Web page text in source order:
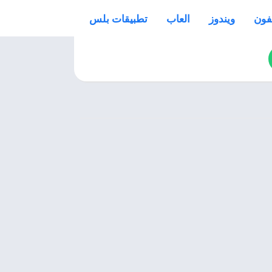
ويندوز العاب تطبيقات بلس